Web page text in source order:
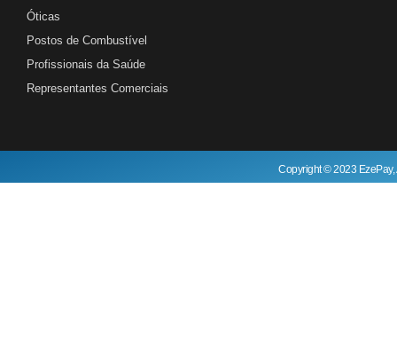
Óticas
Postos de Combustível
Profissionais da Saúde
Representantes Comerciais
Copyright © 2023